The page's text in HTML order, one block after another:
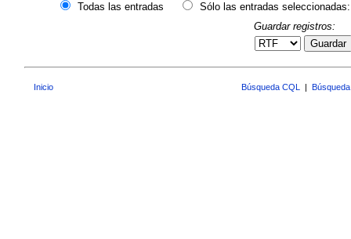
Todas las entradas
Sólo las entradas seleccionadas:
Guardar registros:
Guardar
Inicio Búsqueda CQL